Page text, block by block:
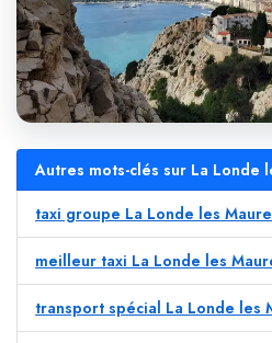
Autres mots-clés sur La Londe
taxi groupe La Londe les
meilleur taxi La Londe les
transport spécial La Londe les